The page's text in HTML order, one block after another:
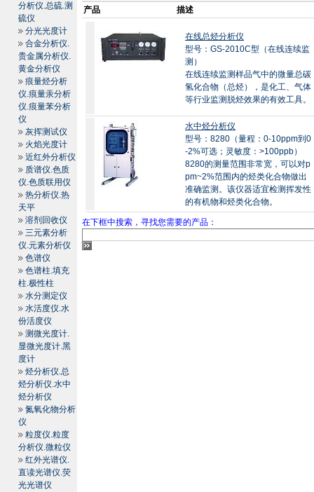
分析仪.总硫.测
硫仪
分光光度计
合金分析仪.
贵金属分析仪.
黄金分析仪
痕量烃分析
仪.痕量汞分析
仪.痕量苯分析
仪
灰挥测试仪
火焰光度计
近红外分析仪
质谱仪.色质
仪.色质联用仪
热分析仪.热
天平
溶剂回收仪
三元素分析
仪.元素分析仪
色谱仪
色谱柱.填充
柱.极性柱
水分测定仪
水活度仪.水
份活度仪
测微光度计.
显微光度计.黑
度计
烃分析仪.总
烃分析仪.水中
烃分析仪
氮氧化物分析
仪
粒度仪.粒度
分析仪.微粒仪
红外光谱仪.
直读光谱仪.荧
光光谱仪
产品
描述
在线总烃分析仪
型号：GS-2010C型（在线连续监
测）
在线连续监测样品气中的微量总碳
氢化合物（总烃），是化工、气体
等行业监测脱烃效果的有效工具。
水中烃分析仪
型号：8280（量程：0-10ppm到0
-2%可选；灵敏度：>100ppb）
8280的测量范围非常宽，可以对p
pm~2%范围内的烃类化合物做出
准确监测。该仪器适宜检测挥发性
的有机物和烃类化合物。
在下框中搜索，寻找您需要的产品：